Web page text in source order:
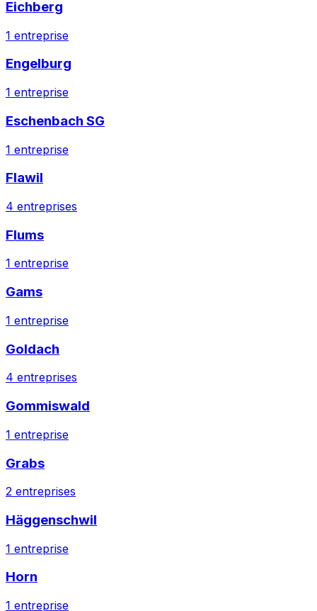
Eichberg
1 entreprise
Engelburg
1 entreprise
Eschenbach SG
1 entreprise
Flawil
4 entreprises
Flums
1 entreprise
Gams
1 entreprise
Goldach
4 entreprises
Gommiswald
1 entreprise
Grabs
2 entreprises
Häggenschwil
1 entreprise
Horn
1 entreprise